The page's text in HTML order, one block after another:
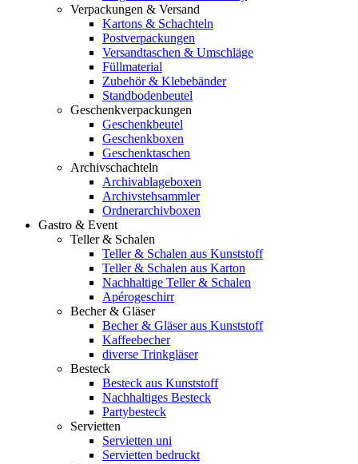
Verpackungen & Versand
Kartons & Schachteln
Postverpackungen
Versandtaschen & Umschläge
Füllmaterial
Zubehör & Klebebänder
Standbodenbeutel
Geschenkverpackungen
Geschenkbeutel
Geschenkboxen
Geschenktaschen
Archivschachteln
Archivablageboxen
Archivstehsammler
Ordnerarchivboxen
Gastro & Event
Teller & Schalen
Teller & Schalen aus Kunststoff
Teller & Schalen aus Karton
Nachhaltige Teller & Schalen
Apérogeschirr
Becher & Gläser
Becher & Gläser aus Kunststoff
Kaffeebecher
diverse Trinkgläser
Besteck
Besteck aus Kunststoff
Nachhaltiges Besteck
Partybesteck
Servietten
Servietten uni
Servietten bedruckt